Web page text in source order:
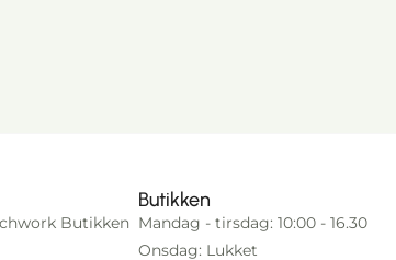
Butikken
Butikken
Mandag - tirsdag: 10:00 - 16.30
Onsdag: Lukket